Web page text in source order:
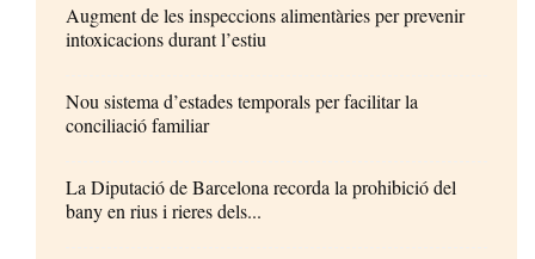
Augment de les inspeccions alimentàries per prevenir
intoxicacions durant l’estiu
Nou sistema d’estades temporals per facilitar la
conciliació familiar
La Diputació de Barcelona recorda la prohibició del
bany en rius i rieres dels...